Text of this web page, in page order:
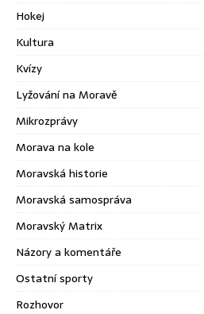
Hokej
Kultura
Kvízy
Lyžování na Moravě
Mikrozprávy
Morava na kole
Moravská historie
Moravská samospráva
Moravský Matrix
Názory a komentáře
Ostatní sporty
Rozhovor